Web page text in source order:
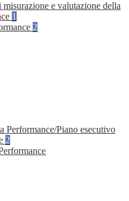
misurazione e valutazione della
1
2
Performance/Piano esecutivo
2